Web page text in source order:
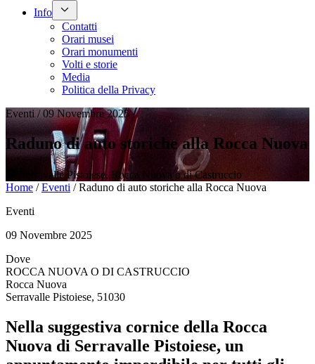
Info
Contatti
Orari musei
Orari monumenti
Volti e storie
Media
Politica della Privacy
Eventi / 09 Novembre 2025
Raduno di auto storiche alla Rocca Nuova
Serravalle Pistoiese, Rocca Nuova o di Castruccio
Home /Eventi /Raduno di auto storiche alla Rocca Nuova
Eventi
09 Novembre 2025
Dove
ROCCA NUOVA O DI CASTRUCCIO
Rocca Nuova
Serravalle Pistoiese, 51030
Nella suggestiva cornice della Rocca
Nuova di Serravalle Pistoiese, un